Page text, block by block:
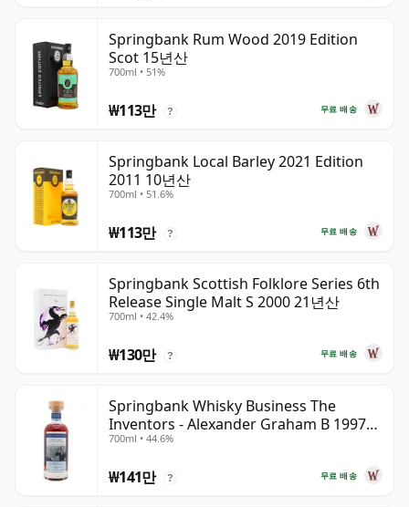
Springbank Rum Wood 2019 Edition
Scot 15년산
700ml • 51%
무료 배송
₩113만 ?
Springbank Local Barley 2021 Edition
2011 10년산
700ml • 51.6%
무료 배송
₩113만 ?
Springbank Scottish Folklore Series 6th
Release Single Malt S 2000 21년산
700ml • 42.4%
무료 배송
₩130만 ?
Springbank Whisky Business The
Inventors - Alexander Graham B 1997
28년산
700ml • 44.6%
무료 배송
₩141만 ?